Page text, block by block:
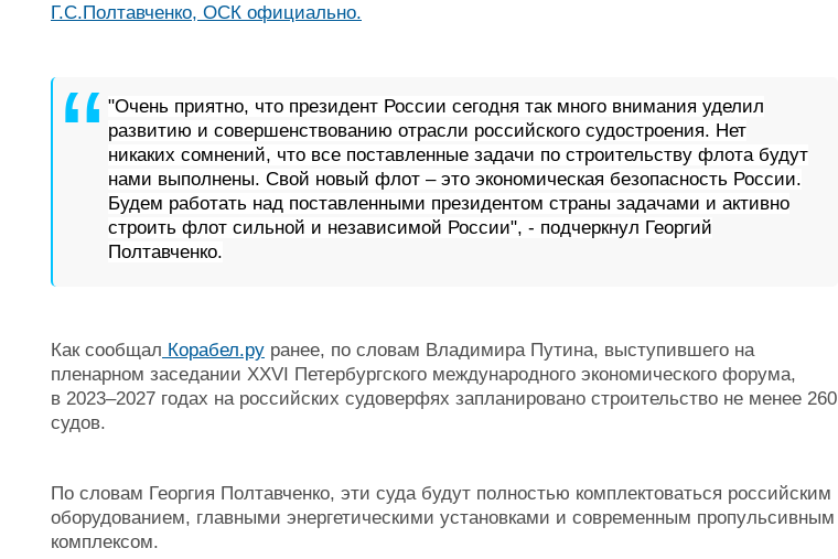
Г.С.Полтавченко, ОСК официально.
"Очень приятно, что президент России сегодня так много внимания уделил
развитию и совершенствованию отрасли российского судостроения. Нет
никаких сомнений, что все поставленные задачи по строительству флота будут
нами выполнены. Свой новый флот – это экономическая безопасность России.
Будем работать над поставленными президентом страны задачами и активно
строить флот сильной и независимой России", - подчеркнул Георгий
Полтавченко.
Как сообщал Корабел.ру ранее, по словам Владимира Путина, выступившего на
пленарном заседании XXVI Петербургского международного экономического форума,
в 2023–2027 годах на российских судоверфях запланировано строительство не менее 260
судов.
По словам Георгия Полтавченко, эти суда будут полностью комплектоваться российским
оборудованием, главными энергетическими установками и современным пропульсивным
комплексом.